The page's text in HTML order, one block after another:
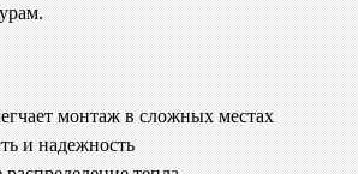
монтаж в сложных местах
и надежность